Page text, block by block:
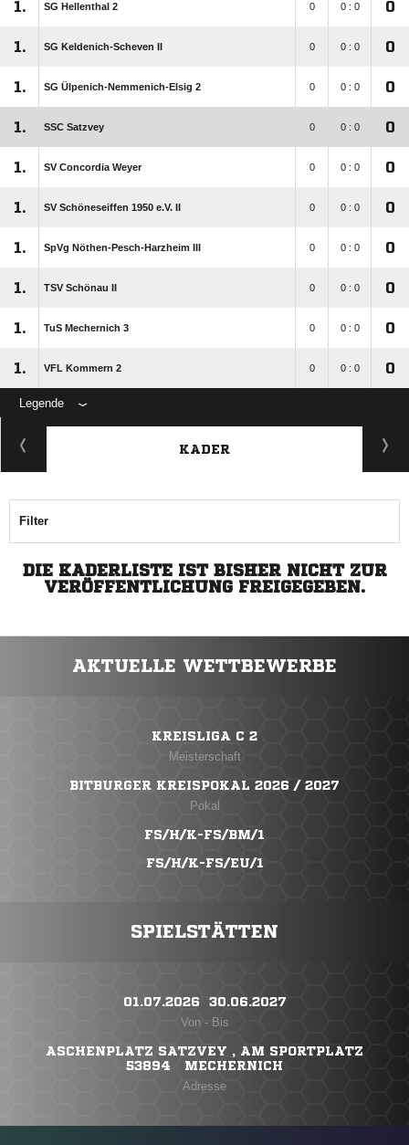
1. SG Hellenthal 2 0 0 : 0 0
1. SG Keldenich-Scheven II 0 0 : 0 0
1. SG Ülpenich-Nemmenich-Elsig 2 0 0 : 0 0
1. SSC Satzvey 0 0 : 0 0
1. SV Concordia Weyer 0 0 : 0 0
1. SV Schöneseiffen 1950 e.V. II 0 0 : 0 0
1. SpVg Nöthen-Pesch-Harzheim III 0 0 : 0 0
1. TSV Schönau II 0 0 : 0 0
1. TuS Mechernich 3 0 0 : 0 0
1. VFL Kommern 2 0 0 : 0 0
Legende
KADER
Filter
DIE KADERLISTE IST BISHER NICHT ZUR
VERÖFFENTLICHUNG FREIGEGEBEN.
AKTUELLE WETTBEWERBE
KREISLIGA C 2
Meisterschaft
BITBURGER KREISPOKAL 2026 / 2027
Pokal
FS/H/K-FS/BM/1
FS/H/K-FS/EU/1
SPIELSTÄTTEN
01.07.2026 ​ 30.06.2027
Von - Bis
ASCHENPLATZ SATZVEY , AM SPORTPLATZ
53894 MECHERNICH
Adresse